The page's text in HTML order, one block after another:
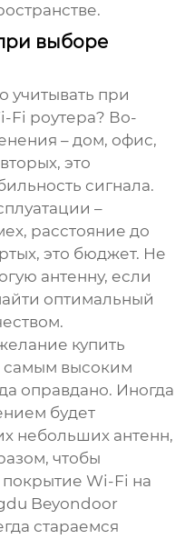
выборе
учитывать при
Fi роутера? Во-
– дом, офис,
это
сигнала.
–
расстояние до
это бюджет. Не
антенну, если
оптимальный
купить
самым высоким
оправдано. Иногда
будет
небольших антенн,
чтобы
Wi-Fi на
Beyondoor
стараемся